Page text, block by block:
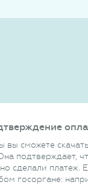
вы сможете скачать
подтверждает,
сделали платеж.
госоргане: